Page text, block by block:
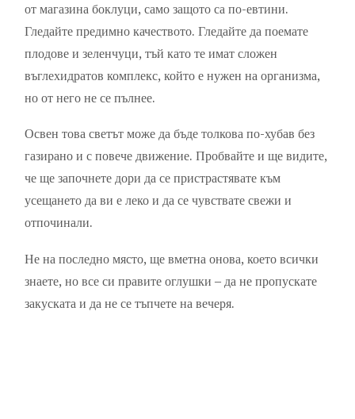
от магазина боклуци, само защото са по-евтини.
Гледайте предимно качеството. Гледайте да поемате
плодове и зеленчуци, тъй като те имат сложен
въглехидратов комплекс, който е нужен на организма,
но от него не се пълнее.
Освен това светът може да бъде толкова по-хубав без
газирано и с повече движение. Пробвайте и ще видите,
че ще започнете дори да се пристрастявате към
усещането да ви е леко и да се чувствате свежи и
отпочинали.
Не на последно място, ще вметна онова, което всички
знаете, но все си правите оглушки – да не пропускате
закуската и да не се тъпчете на вечеря.